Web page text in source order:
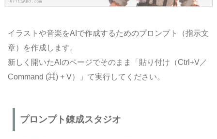
イラストや音楽をAIで作成するためのプロンプト（指示文
章）を作成します。
新しく開いたAIのページでそのまま「貼り付け（Ctrl+V／
Command (⌘) + V）」て実行してください。
プロンプト錬成スタジオ